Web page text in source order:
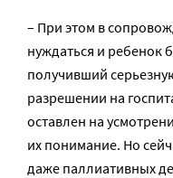
– При этом в
нуждаться и ребенок
получивший
разрешении на
оставлен на
их понимание. Но
даже паллиативных